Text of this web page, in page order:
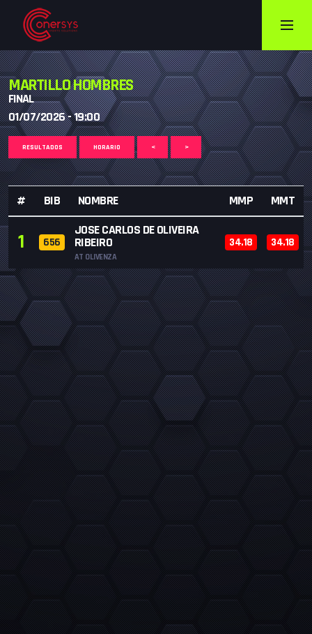
MARTILLO HOMBRES
FINAL
01/07/2026 - 19:00
RESULTADOS HORARIO < >
# BIB NOMBRE MMP MMT
1 656
JOSE CARLOS DE OLIVEIRA
RIBEIRO
AT OLIVENZA
34.18 34.18